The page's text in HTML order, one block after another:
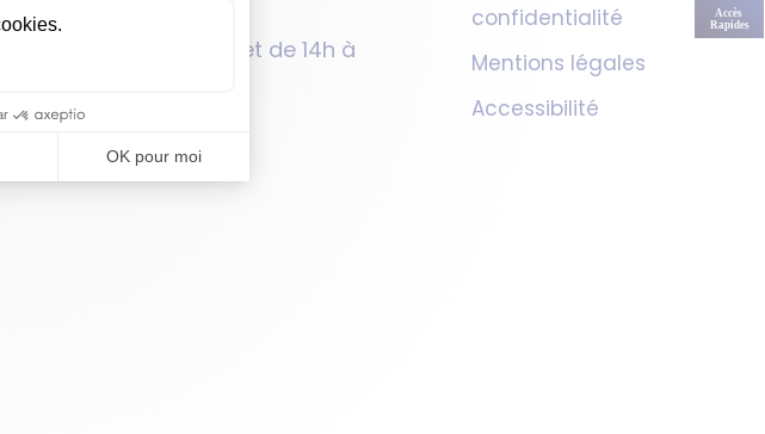
Cedex, France
Vendredi de 9h à 12h et de 14h à
confidentialité
Mentions légales
Accessibilité